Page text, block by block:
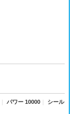
｜ パワー 10000 ｜
シール